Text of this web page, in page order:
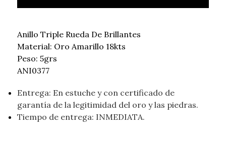
Anillo Triple Rueda De Brillantes
Material: Oro Amarillo 18kts
Peso: 5grs
ANI0377
Entrega: En estuche y con certificado de
garantía de la legitimidad del oro y las piedras.
Tiempo de entrega: INMEDIATA.